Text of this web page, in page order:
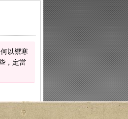
以禦寒
，定當